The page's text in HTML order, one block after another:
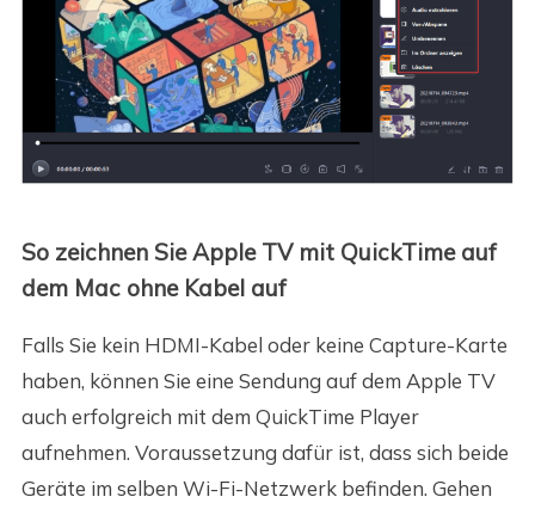
So zeichnen Sie Apple TV mit QuickTime auf
dem Mac ohne Kabel auf
Falls Sie kein HDMI-Kabel oder keine Capture-Karte
haben, können Sie eine Sendung auf dem Apple TV
auch erfolgreich mit dem QuickTime Player
aufnehmen. Voraussetzung dafür ist, dass sich beide
Geräte im selben Wi-Fi-Netzwerk befinden. Gehen